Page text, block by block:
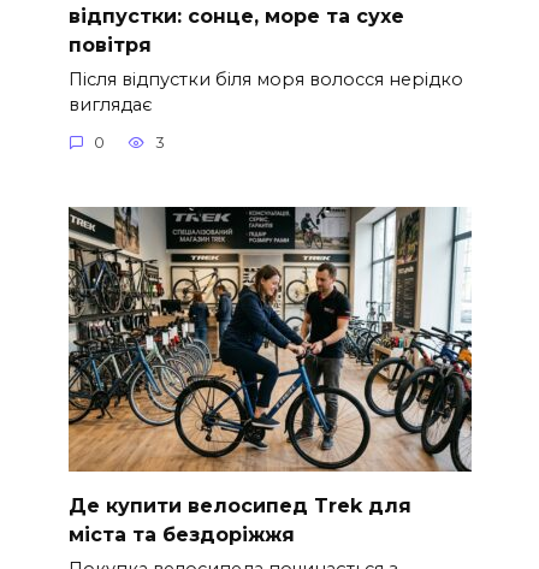
відпустки: сонце, море та сухе
повітря
Після відпустки біля моря волосся нерідко
виглядає
0 3
Де купити велосипед Trek для
міста та бездоріжжя